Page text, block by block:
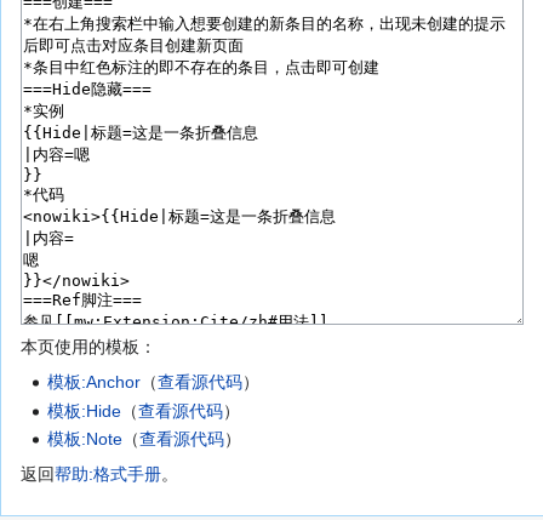
本页使用的模板：
模板:Anchor （查看源代码）
模板:Hide （查看源代码）
模板:Note （查看源代码）
返回帮助:格式手册。